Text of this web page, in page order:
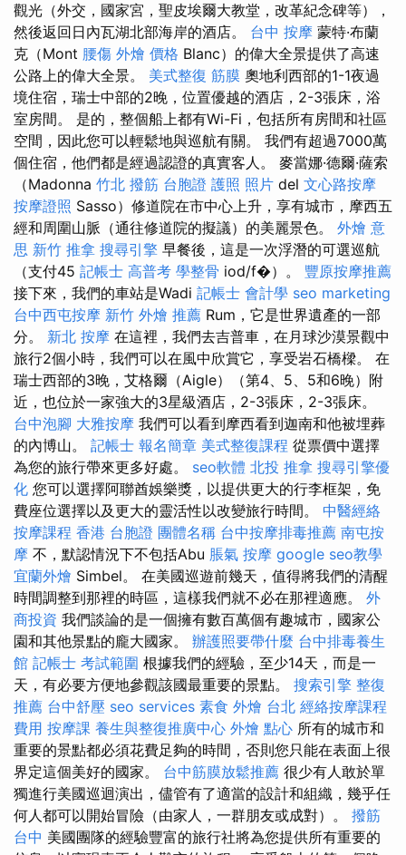
觀光（外交，國家宮，聖皮埃爾大教堂，改革紀念碑等），
然後返回日內瓦湖北部海岸的酒店。 台中 按摩 蒙特·布蘭
克（Mont 腰傷 外燴 價格 Blanc）的偉大全景提供了高速
公路上的偉大全景。 美式整復 筋膜 奧地利西部的1-1夜過
境住宿，瑞士中部的2晚，位置優越的酒店，2-3張床，浴
室房間。 是的，整個船上都有Wi-Fi，包括所有房間和社區
空間，因此您可以輕鬆地與巡航有關。 我們有超過7000萬
個住宿，他們都是經過認證的真實客人。 麥當娜·德爾·薩索
（Madonna 竹北 撥筋 台胞證 護照 照片 del 文心路按摩
按摩證照 Sasso）修道院在市中心上升，享有城市，摩西五
經和周圍山脈（通往修道院的擬議）的美麗景色。 外燴 意
思 新竹 推拿 搜尋引擎 早餐後，這是一次浮潛的可選巡航
（支付45 記帳士 高普考 學整骨 iod/f�）。 豐原按摩推薦
接下來，我們的車站是Wadi 記帳士 會計學 seo marketing
台中西屯按摩 新竹 外燴 推薦 Rum，它是世界遺產的一部
分。 新北 按摩 在這裡，我們去吉普車，在月球沙漠景觀中
旅行2個小時，我們可以在風中欣賞它，享受岩石橋樑。 在
瑞士西部的3晚，艾格爾（Aigle）（第4、5、5和6晚）附
近，也位於一家強大的3星級酒店，2-3張床，2-3張床。
台中泡腳 大雅按摩 我們可以看到摩西看到迦南和他被埋葬
的內博山。 記帳士 報名簡章 美式整復課程 從票價中選擇
為您的旅行帶來更多好處。 seo軟體 北投 推拿 搜尋引擎優
化 您可以選擇阿聯酋娛樂獎，以提供更大的行李框架，免
費座位選擇以及更大的靈活性以改變旅行時間。 中醫經絡
按摩課程 香港 台胞證 團體名稱 台中按摩排毒推薦 南屯按
摩 不，默認情況下不包括Abu 脹氣 按摩 google seo教學
宜蘭外燴 Simbel。 在美國巡遊前幾天，值得將我們的清醒
時間調整到那裡的時區，這樣我們就不必在那裡適應。 外
商投資 我們談論的是一個擁有數百萬個有趣城市，國家公
園和其他景點的龐大國家。 辦護照要帶什麼 台中排毒養生
館 記帳士 考試範圍 根據我們的經驗，至少14天，而是一
天，有必要方便地參觀該國最重要的景點。 搜索引擎 整復
推薦 台中舒壓 seo services 素食 外燴 台北 經絡按摩課程
費用 按摩課 養生與整復推廣中心 外燴 點心 所有的城市和
重要的景點都必須花費足夠的時間，否則您只能在表面上很
界定這個美好的國家。 台中筋膜放鬆推薦 很少有人敢於單
獨進行美國巡迴演出，儘管有了適當的設計和組織，幾乎任
何人都可以開始冒險（由家人，一群朋友或成對）。 撥筋
台中 美國團隊的經驗豐富的旅行社將為您提供所有重要的